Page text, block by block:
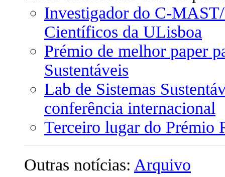
Investigador do C-
Científicos da ULisboa
Prémio de melhor paper
Sustentáveis
Lab de Sistemas
conferência internacional
Terceiro lugar do Prémio
Outras notícias: Arquivo